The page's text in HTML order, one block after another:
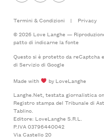
Termini & Condizioni |
Privacy
© 2026 Love Langhe —
patto di indicarne la fonte
Questo si è protetto da reCaptcha
di Serviziodi Google
Made with
by LoveLanghe
Langhe.Net, testata giornalistica
Registro stampa del Tribunale di
Tablino.
Editore: LoveLanghe S.R.L.
P.IVA 03796440042
Via Castello 20